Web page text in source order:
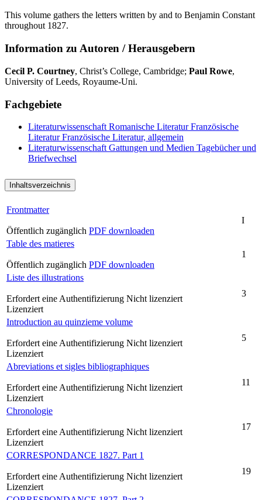
This volume gathers the letters written by and to Benjamin Constant
throughout 1827.
Information zu Autoren / Herausgebern
Cecil P. Courtney, Christ’s College, Cambridge; Paul Rowe,
University of Leeds, Royaume-Uni.
Fachgebiete
Literaturwissenschaft Romanische LiteraturFranzösische
LiteraturFranzösische Literatur, allgemein
Literaturwissenschaft Gattungen und Medien Tagebücher und
Briefwechsel
Inhaltsverzeichnis
Frontmatter
Öffentlich zugänglich PDF downloaden
I
Table des matieres
Öffentlich zugänglich PDF downloaden
1
Liste des illustrations
Erfordert eine Authentifizierung Nicht lizenziert
Lizenziert
3
Introduction au quinzieme volume
Erfordert eine Authentifizierung Nicht lizenziert
Lizenziert
5
Abreviations et sigles bibliographiques
Erfordert eine Authentifizierung Nicht lizenziert
Lizenziert
11
Chronologie
Erfordert eine Authentifizierung Nicht lizenziert
Lizenziert
17
CORRESPONDANCE 1827. Part 1
Erfordert eine Authentifizierung Nicht lizenziert
Lizenziert
19